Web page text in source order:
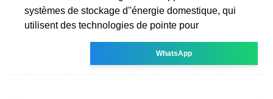
systèmes de stockage d''énergie domestique, qui
utilisent des technologies de pointe pour
WhatsApp